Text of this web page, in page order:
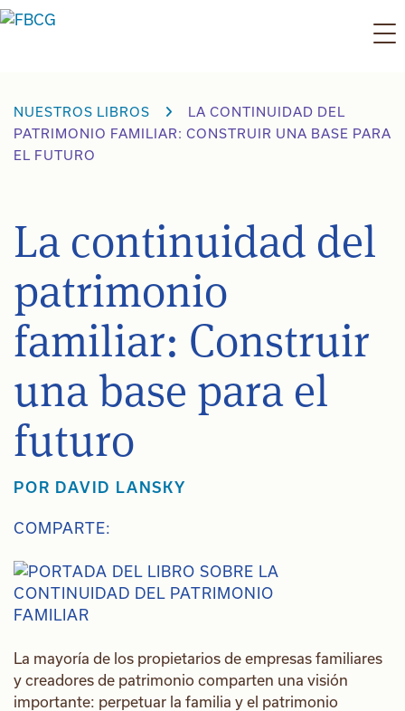
Ir
NUESTROS LIBROS
LA CONTINUIDAD DEL
PATRIMONIO FAMILIAR: CONSTRUIR UNA BASE PARA
EL FUTURO
La continuidad del
patrimonio
familiar: Construir
una base para el
futuro
POR DAVID LANSKY
COMPARTE:
La mayoría de los propietarios de empresas familiares
y creadores de patrimonio comparten una visión
importante: perpetuar la familia y el patrimonio